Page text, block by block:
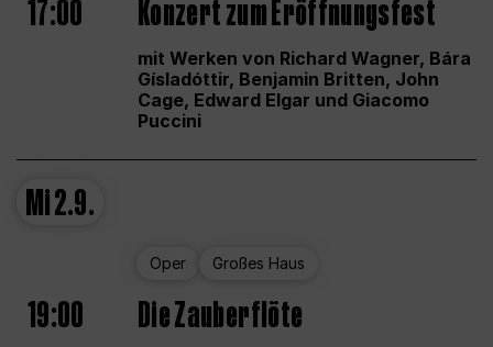
17:00 Konzert zum Eröffnungsfest
mit Werken von Richard Wagner, Bára
Gísladóttir, Benjamin Britten, John
Cage, Edward Elgar und Giacomo
Puccini
Mi2.9.
Oper Großes Haus
19:00 Die Zauberflöte